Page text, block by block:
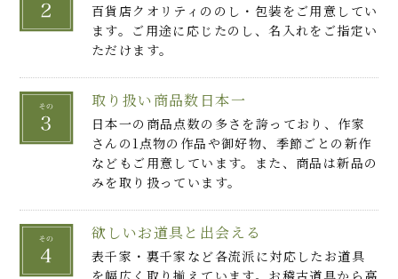
百貨店クオリティののし・包装をご用意してい
ます。ご用途に応じたのし、名入れをご指定い
ただけます。
取り扱い商品数日本一
日本一の商品点数の多さを誇っており、作家
さんの1点物の作品や御好物、季節ごとの新作
などもご用意しています。また、商品は新品の
みを取り扱っています。
欲しいお道具と出会える
表千家・裏千家など各流派に対応したお道具
を幅広く取り揃えています。お稽古道具から高